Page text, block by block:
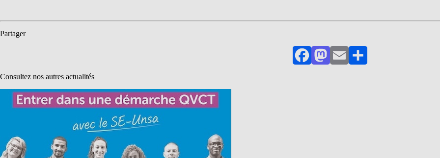
Partager
FacebookMastodon
EmailPartager
Consultez nos autres actualités